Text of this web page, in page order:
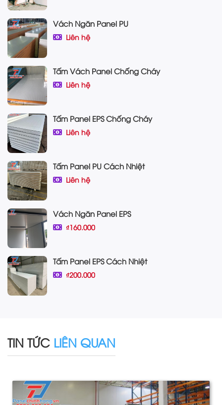
Vách Ngăn Panel PU
Liên hệ
Tấm Vách Panel Chống Cháy
Liên hệ
Tấm Panel EPS Chống Cháy
Liên hệ
Tấm Panel PU Cách Nhiệt
Liên hệ
Vách Ngăn Panel EPS
₫160.000
Tấm Panel EPS Cách Nhiệt
₫200.000
TIN TỨC LIÊN QUAN